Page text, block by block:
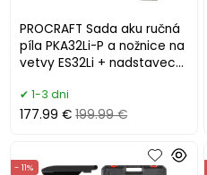
PROCRAFT Sada aku ručná
píla PKA32Li-P a nožnice na
vetvy ES32Li + nadstavec
1-3 dni
177.99 € 199.99 €
- 11%